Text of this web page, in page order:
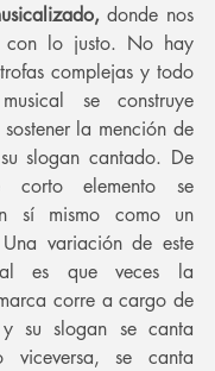
donde nos
con lo justo. No hay
complejas y todo
se construye
la mención de
slogan cantado. De
corto elemento se
sí mismo como un
variación de este
es que veces la
corre a cargo de
su slogan se canta
viceversa, se canta